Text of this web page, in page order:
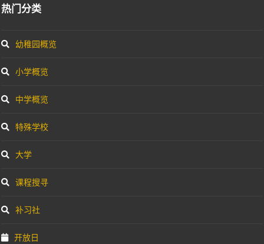
热门分类
幼稚园概览
小学概览
中学概览
特殊学校
大学
课程搜寻
补习社
开放日